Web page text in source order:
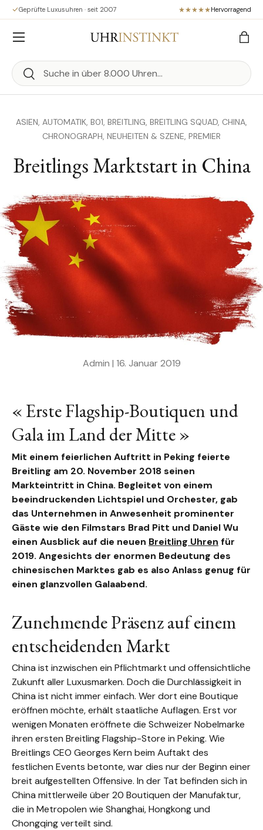
Direkt zum Inhalt
Geprüfte Luxusuhren · seit 2007 Hervorragend
Suchen
Suchen
Menü
ASIEN, AUTOMATIK, B01, BREITLING, BREITLING SQUAD, CHINA,
CHRONOGRAPH, NEUHEITEN & SZENE, PREMIER
Breitlings Marktstart in China
Admin | 16. Januar 2019
« Erste Flagship-Boutiquen und
Gala im Land der Mitte »
Mit einem feierlichen Auftritt in Peking feierte
Breitling am 20. November 2018 seinen
Markteintritt in China. Begleitet von einem
beeindruckenden Lichtspiel und Orchester, gab
das Unternehmen in Anwesenheit prominenter
Gäste wie den Filmstars Brad Pitt und Daniel Wu
einen Ausblick auf die neuen Breitling Uhren für
2019. Angesichts der enormen Bedeutung des
chinesischen Marktes gab es also Anlass genug für
einen glanzvollen Galaabend.
Zunehmende Präsenz auf einem
entscheidenden Markt
China ist inzwischen ein Pflichtmarkt und offensichtliche
Zukunft aller Luxusmarken. Doch die Durchlässigkeit in
China ist nicht immer einfach. Wer dort eine Boutique
eröffnen möchte, erhält staatliche Auflagen. Erst vor
wenigen Monaten eröffnete die Schweizer Nobelmarke
ihren ersten Breitling Flagship-Store in Peking. Wie
Breitlings CEO Georges Kern beim Auftakt des
festlichen Events betonte, war dies nur der Beginn einer
breit aufgestellten Offensive. In der Tat befinden sich in
China mittlerweile über 20 Boutiquen der Manufaktur,
die in Metropolen wie Shanghai, Hongkong und
Chongqing verteilt sind.